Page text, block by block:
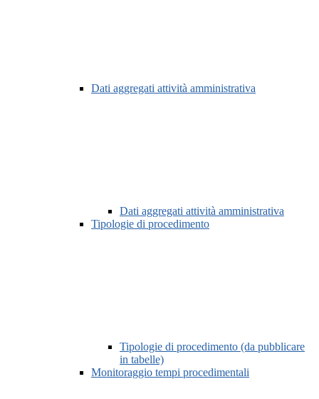
Dati aggregati attività amministrativa
Dati aggregati attività amministrativa
Tipologie di procedimento
Tipologie di procedimento (da pubblicare
in tabelle)
Monitoraggio tempi procedimentali